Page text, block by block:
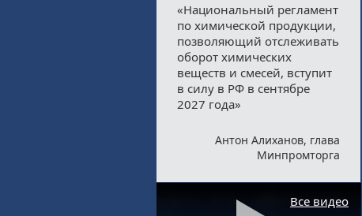
«Национальный регламент
по химической продукции,
позволяющий отслеживать
оборот химических
веществ и смесей, вступит
в силу в РФ в сентябре
2027 года»
Антон Алиханов, глава
Минпромторга
Все видео